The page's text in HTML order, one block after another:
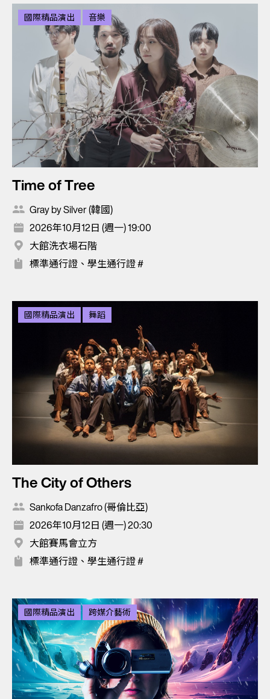
國際精品演出 音樂
Time of Tree
Gray by Silver (韓國)
2026年10月12日 (週一) 19:00
大館洗衣場石階
標準通行證、學生通行證 #
國際精品演出 舞蹈
The City of Others
Sankofa Danzafro (哥倫比亞)
2026年10月12日 (週一) 20:30
大館賽馬會立方
標準通行證、學生通行證 #
國際精品演出 跨媒介藝術